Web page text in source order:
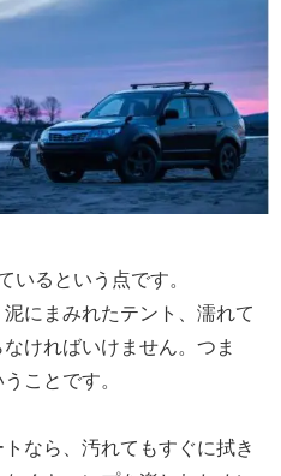
いるという点です。
にまみれたテント、濡れて
ければいけません。つま
ことです。
なら、汚れてもすぐに拭き